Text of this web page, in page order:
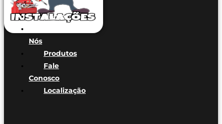
Home
Nós
Produtos
Fale
Conosco
Localização